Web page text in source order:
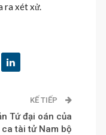
ra xét xử.
KẾ TIẾP
Tứ đại oán của
tài tử Nam bộ